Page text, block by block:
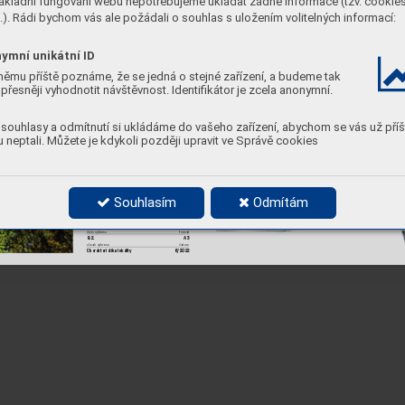
Rádi bychom vás ale požádali o souhlas s uložením volitelných informací:
unikátní ID
příště poznáme, že se jedná o stejné zařízení, a budeme tak
vyhodnotit návštěvnost. Identifikátor je zcela anonymní.
a odmítnutí si ukládáme do vašeho zařízení, abychom se vás už
neptali. Můžete je kdykoli později upravit ve Správě cookies
Souhlasím Odmítám
Ing. arch. Josef Holeček
Bc. K
arolina Suchá
Ing. Anna Sedlmajerov
A3
6/2022
objednatel
lokalita
číslo výkresu
obsah výkresu
měřítko
formát
datum
PAMÁ TKOVÉ ZÓNY
Charakteristika lokality
9.2.